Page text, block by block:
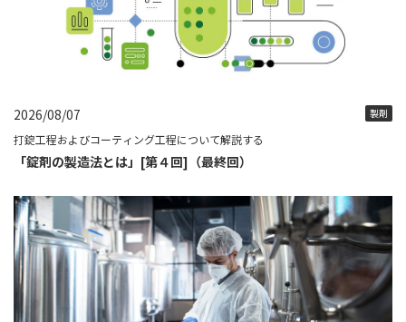
2026/08/07 製剤
打錠工程およびコーティング工程について解説する
「錠剤の製造法とは」[第４回]（最終回）